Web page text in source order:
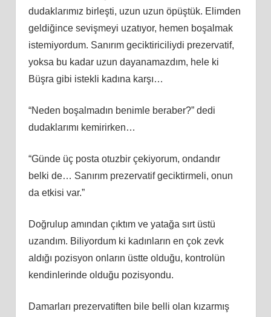
dudaklarımız birleşti, uzun uzun öpüştük. Elimden
geldiğince sevişmeyi uzatıyor, hemen boşalmak
istemiyordum. Sanırım geciktiriciliydi prezervatif,
yoksa bu kadar uzun dayanamazdım, hele ki
Büşra gibi istekli kadına karşı…
“Neden boşalmadın benimle beraber?” dedi
dudaklarımı kemirirken…
“Günde üç posta otuzbir çekiyorum, ondandır
belki de… Sanırım prezervatif geciktirmeli, onun
da etkisi var.”
Doğrulup amından çıktım ve yatağa sırt üstü
uzandım. Biliyordum ki kadınların en çok zevk
aldığı pozisyon onların üstte olduğu, kontrolün
kendinlerinde olduğu pozisyondu.
Damarları prezervatiften bile belli olan kızarmış